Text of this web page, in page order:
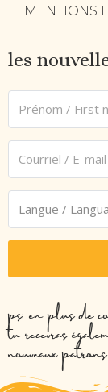
MENTIONS
les
ps: en plus de
tu recevras
nouveaux patrons